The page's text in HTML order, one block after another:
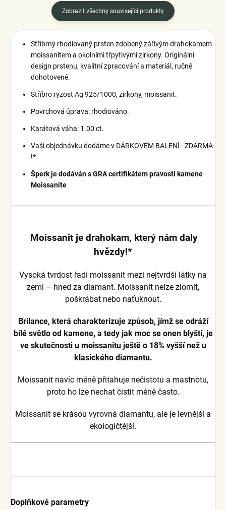
Zobrazit všechny související produkty
Stříbrný rhodiovaný prsten zdobený zářivým drahokamem
moissanitem a okolními třpytivými zirkony. Originální
design prstenu, kvalitní zpracování a materiál, ručně
dohotovené.
Stříbro ryzost Ag 925/1000, zirkony, moissanit.
Povrchová úprava: rhodiováno.
Karátová váha: 1.00 ct.
Vaši objednávku dodáme v DÁRKOVÉM BALENÍ - ZDARMA
!*
Šperk je dodáván s GRA certifikátem pravosti kamene
Moissanite
Moissanit je drahokam, který nám daly
hvězdy!*
Vysoká tvrdost řadí moissanit mezi nejtvrdší látky na
zemi – hned za diamant. Moissanit nelze zlomit,
poškrábat nebo naťuknout.
Brilance, která charakterizuje způsob, jímž se odráží
bílé světlo od kamene, a tedy jak moc se onen blyští, je
ve skutečnosti u moissanitu ještě o 18% vyšší než u
klasického diamantu.
Moissanit navíc méně přitahuje nečistotu a mastnotu,
proto ho lze nechat čistit méně často.
Moissanit se krásou vyrovná diamantu, ale je levnější a
ekologičtější.
Doplňkové parametry